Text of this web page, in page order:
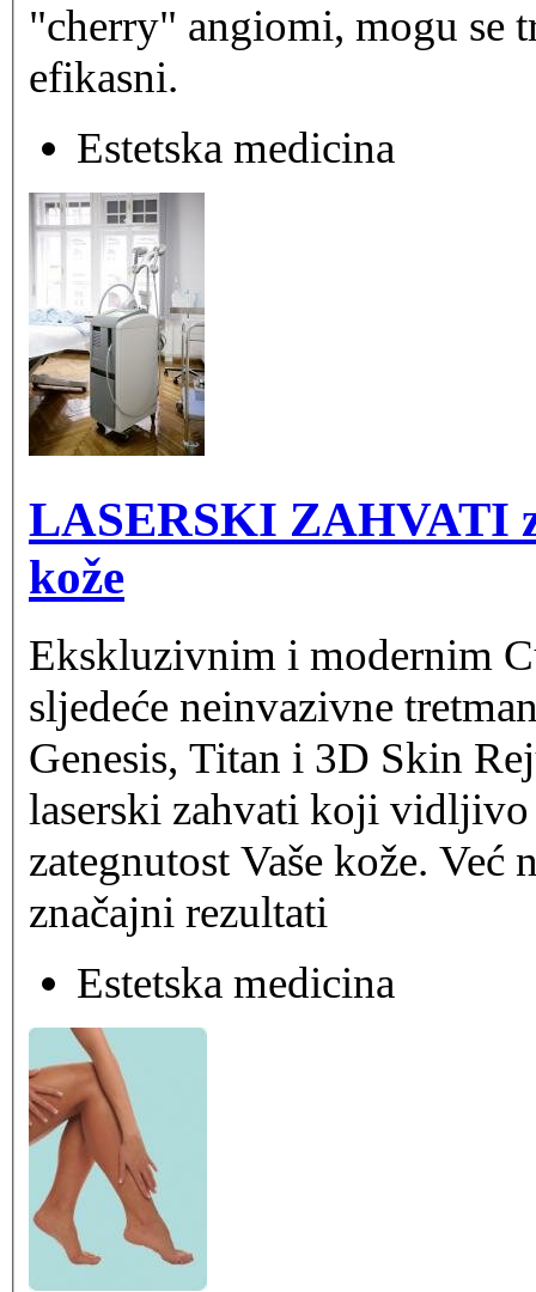
"cherry" angiomi, mogu se
efikasni.
Estetska medicina
LASERSKI ZAHVATI
kože
Ekskluzivnim i modernim
sljedeće neinvazivne
Genesis, Titan i 3D Skin
laserski zahvati koji
zategnutost Vaše kože.
značajni rezultati
Estetska medicina